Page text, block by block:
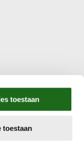
toestaan
toestaan